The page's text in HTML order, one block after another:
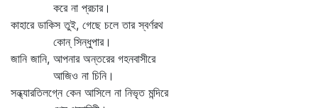
করে না প্রচার।
কাহারে ডাকিস তুই, গেছে চলে তার স্বর্ণরথ
কোন্‌ সিন্ধুপার।
জানি জানি, আপনার অন্তরের গহনবাসীরে
আজিও না চিনি।
সন্ধ্যারতিলগ্নে কেন আসিলে না নিভৃত মন্দিরে